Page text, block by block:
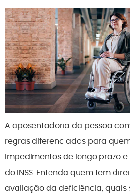
A aposentadoria da pessoa
regras diferenciadas para
impedimentos de longo prazo
do INSS. Entenda quem tem
avaliação da deficiência, quais